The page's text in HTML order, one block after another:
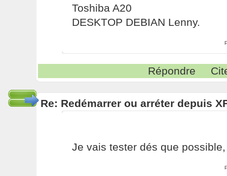
Toshiba A20
DESKTOP DEBIAN Lenny.
Répondre
Re: Redémarrer ou arréter depuis
Je vais tester dés que